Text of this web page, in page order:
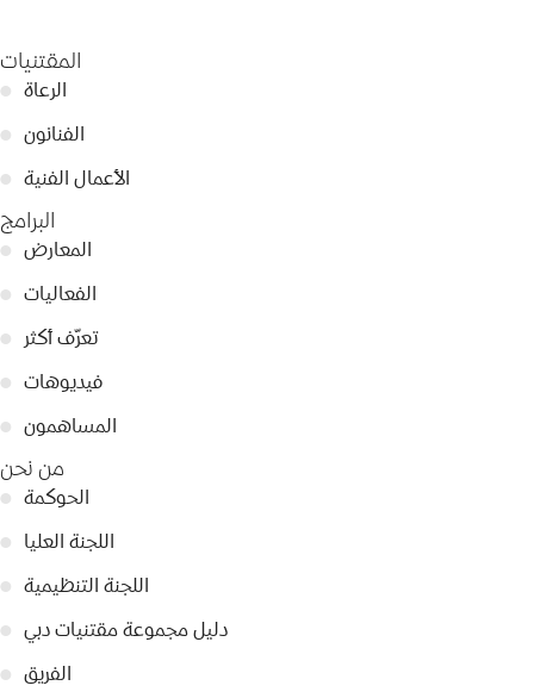
المقتنيات
● الرعاة
● الفنانون
● الأعمال الفنية
البرامج
● المعارض
● الفعاليات
●
تعرّف أكثر
● فيديوهات
● المساهمون
من نحن
● الحوكمة
● اللجنة العليا
● اللجنة التنظيمية
● دليل مجموعة مقتنيات دبي
● الفريق